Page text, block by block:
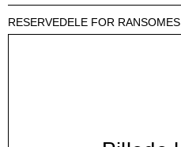
RESERVEDELE FOR RANSOMES